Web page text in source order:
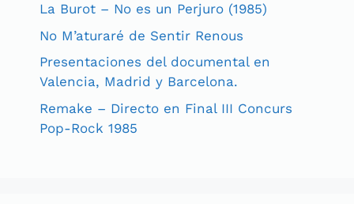
La Burot – No es un Perjuro (1985)
No M’aturaré de Sentir Renous
Presentaciones del documental en
Valencia, Madrid y Barcelona.
Remake – Directo en Final III Concurs
Pop-Rock 1985